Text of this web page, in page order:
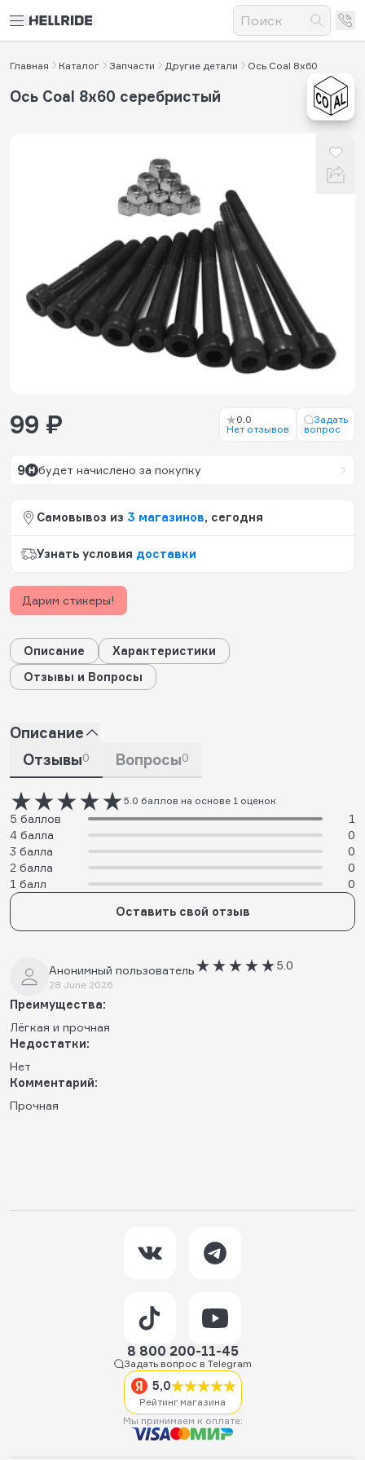
Главная Каталог Запчасти Другие детали Ось Coal 8x60
Ось Coal 8x60 серебристый
99 ₽
0.0
Нет отзывов
Задать
вопрос
9 будет начислено за покупку
Самовывоз из 3 магазинов, сегодня
Узнать условия доставки
Дарим стикеры!
Описание
Характеристики
Отзывы и Вопросы
Описание
Отзывы0 Вопросы0
5.0 баллов на основе 1 оценок
5 баллов
1
4 балла
0
3 балла
0
2 балла
0
1 балл
0
Оставить свой отзыв
Анонимный пользователь
28 June 2026
5.0
Преимущества:
Лёгкая и прочная
Недостатки:
Нет
Комментарий:
Прочная
8 800 200-11-45
Задать вопрос в Telegram
5,0
Рейтинг магазина
Мы принимаем к оплате: